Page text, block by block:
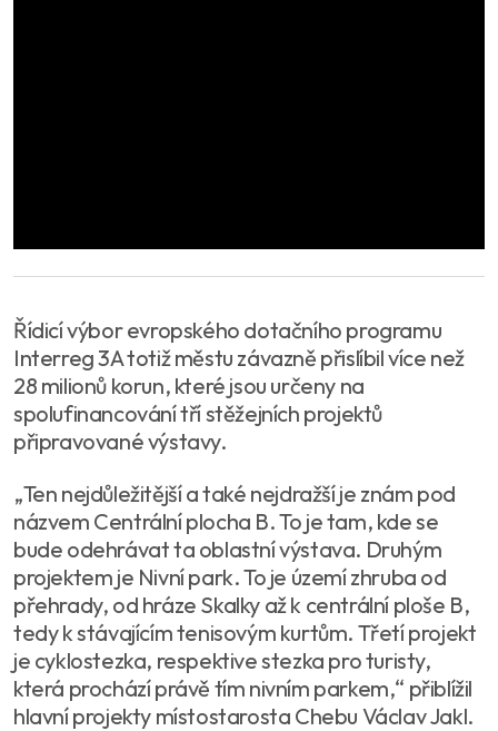
Řídicí výbor evropského dotačního programu
Interreg 3A totiž městu závazně přislíbil více než
28 milionů korun, které jsou určeny na
spolufinancování tří stěžejních projektů
připravované výstavy.
„Ten nejdůležitější a také nejdražší je znám pod
názvem Centrální plocha B. To je tam, kde se
bude odehrávat ta oblastní výstava. Druhým
projektem je Nivní park. To je území zhruba od
přehrady, od hráze Skalky až k centrální ploše B,
tedy k stávajícím tenisovým kurtům. Třetí projekt
je cyklostezka, respektive stezka pro turisty,
která prochází právě tím nivním parkem,“ přiblížil
hlavní projekty místostarosta Chebu Václav Jakl.